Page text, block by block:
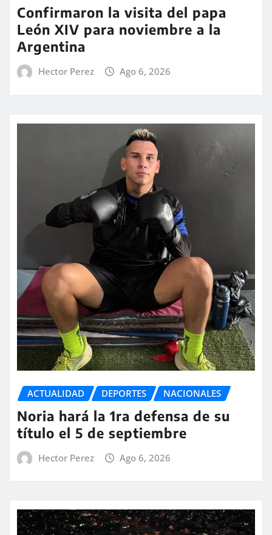
Confirmaron la visita del papa
León XIV para noviembre a la
Argentina
Hector Perez Ago 6, 2026
ACTUALIDAD DEPORTES NACIONALES
Noria hará la 1ra defensa de su
título el 5 de septiembre
Hector Perez Ago 6, 2026